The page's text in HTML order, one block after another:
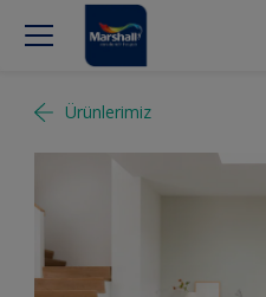
Ürünlerimiz